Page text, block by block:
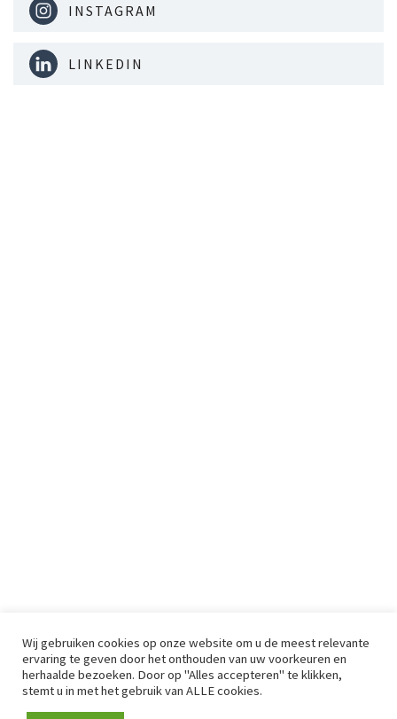
INSTAGRAM
LINKEDIN
Wij gebruiken cookies op onze website om u de meest relevante
ervaring te geven door het onthouden van uw voorkeuren en
herhaalde bezoeken. Door op "Alles accepteren" te klikken,
stemt u in met het gebruik van ALLE cookies.